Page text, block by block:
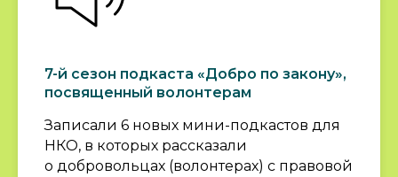
7-й сезон подкаста «Добро по закону»,
посвященный волонтерам
Записали 6 новых мини-подкастов для
НКО, в которых рассказали
о добровольцах (волонтерах) с правовой